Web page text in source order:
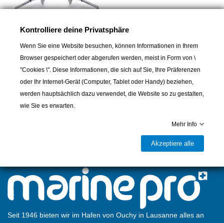
TURBOSWING
Turboswing Schlepgestänge
799,00 CHF
Seit 1946 bieten wir im Hafen von Ouchy in Lausanne alles an
Kontrolliere deine Privatsphäre
Wenn Sie eine Website besuchen, können Informationen in Ihrem
Browser gespeichert oder abgerufen werden, meist in Form von \
"Cookies \". Diese Informationen, die sich auf Sie, Ihre Präferenzen
oder Ihr Internet-Gerät (Computer, Tablet oder Handy) beziehen,
werden hauptsächlich dazu verwendet, die Website so zu gestalten,
wie Sie es erwarten.
Mehr Info
Akzeptiere alle